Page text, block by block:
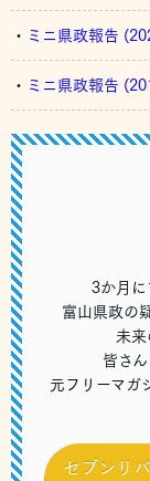
・ ミニ県政報告
・ ミニ県政報告
3か月に
富山県政の
未
皆さ
元フリーマガ
セブンリ